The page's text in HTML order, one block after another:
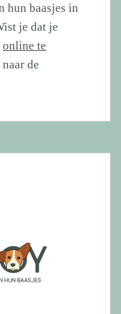
hun baasjes in
je dat je
online te
de